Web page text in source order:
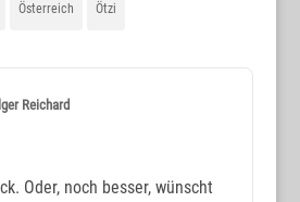
Österreich Ötzi
Reichard
Oder, noch besser, wünscht